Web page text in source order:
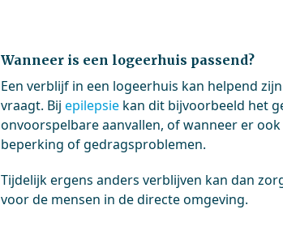
Wanneer is een logeerhuis passend?
Een verblijf in een logeerhuis kan helpend
vraagt. Bij epilepsiekan dit bijvoorbeeld het
onvoorspelbare aanvallen, of wanneer er
beperking of gedragsproblemen.
Tijdelijk ergens anders verblijven kan dan
voor de mensen in de directe omgeving.